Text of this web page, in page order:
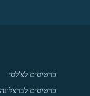
כרטיסים לצ'לסי
כרטיסים לברצלונה